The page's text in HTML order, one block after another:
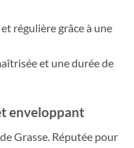
régulière grâce à une
et une durée de
enveloppant
Grasse. Réputée pour